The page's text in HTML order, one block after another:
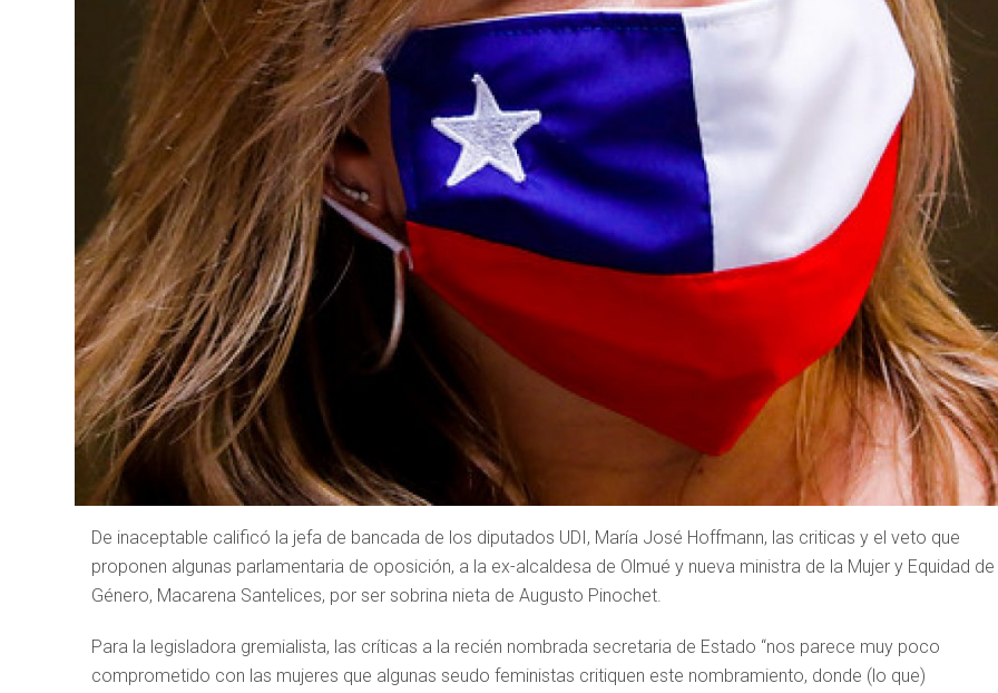
De inaceptable calificó la jefa de bancada de los diputados UDI, María José Hoffmann, las criticas y el veto que
proponen algunas parlamentaria de oposición, a la ex-alcaldesa de Olmué y nueva ministra de la Mujer y Equidad de
Género, Macarena Santelices, por ser sobrina nieta de Augusto Pinochet.
Para la legisladora gremialista, las críticas a la recién nombrada secretaria de Estado “nos parece muy poco
comprometido con las mujeres que algunas seudo feministas critiquen este nombramiento, donde (lo que)